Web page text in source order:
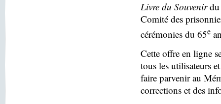
Livre du Souvenirdu
Comité des
cérémonies du 65e
Cette offre en ligne
tous les utilisateurs
faire parvenir au
corrections et des